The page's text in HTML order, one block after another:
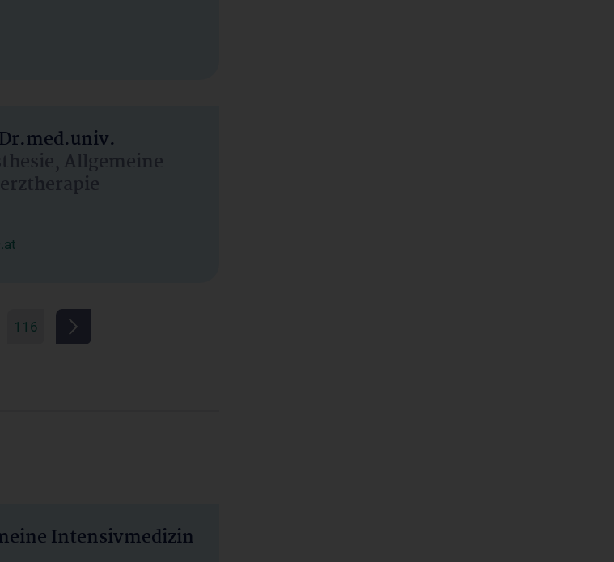
Allgemeine
116
Intensivmedizin